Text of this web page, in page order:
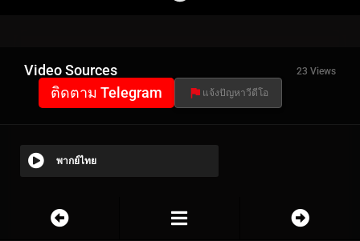
Video Sources 23 Views
ติดตาม Telegram แจ้งปัญหาวีดีโอ
พากย์ไทย